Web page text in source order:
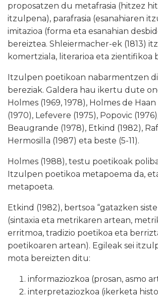
proposatzen du metafrasia (hitzez
itzulpena), parafrasia (esanahiaren
imitazioa (forma eta esanahian
bereiztea. Shleiermacher-ek (1813)
komertziala, literarioa eta zientifikoa
Itzulpen poetikoan nabarmentzen
bereziak. Galdera hau ikertu dute
Holmes (1969, 1978), Holmes de
(1970), Lefevere (1975), Popovic
Beaugrande (1978), Etkind (1982),
Hermosilla (1987) eta beste (5-11).
Holmes (1988), testu poetikoak
Itzulpen poetikoa metapoema da,
metapoeta.
Etkind (1982), bertsoa “gatazken
(sintaxia eta metrikaren artean,
erritmoa, tradizio poetikoa eta
poetikoaren artean). Egileak sei
mota bereizten ditu:
informaziozkoa (prosan, asmo
interpretaziozkoa (ikerketa